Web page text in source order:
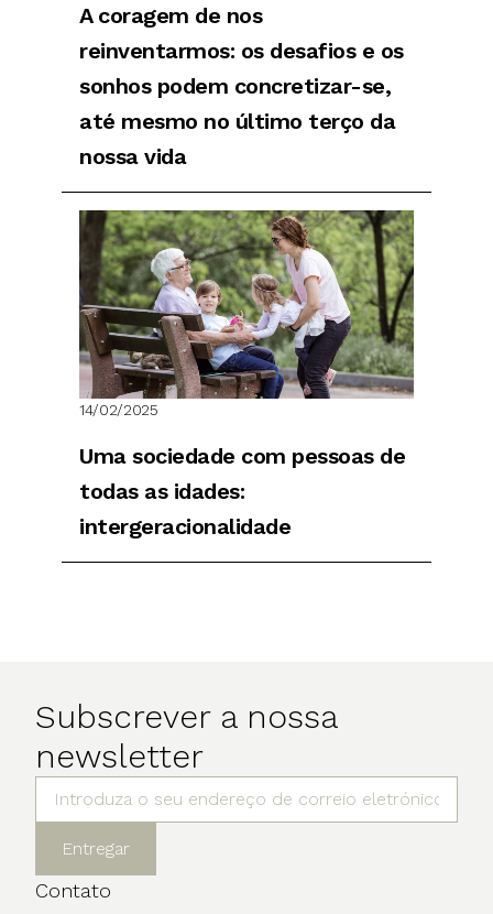
A coragem de nos
reinventarmos: os desafios e os
sonhos podem concretizar-se,
até mesmo no último terço da
nossa vida
14/02/2025
Uma sociedade com pessoas de
todas as idades:
intergeracionalidade
Subscrever a nossa
newsletter
Entregar
Contato